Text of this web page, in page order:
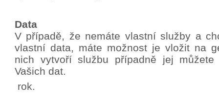
Data
V případě, že nemáte vlastní služby a
vlastní data, máte možnost je vložit na
nich vytvoří službu případně jej
Vašich dat.
rok.